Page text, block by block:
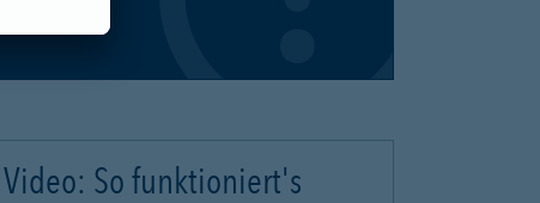
Video: So funktioniert's